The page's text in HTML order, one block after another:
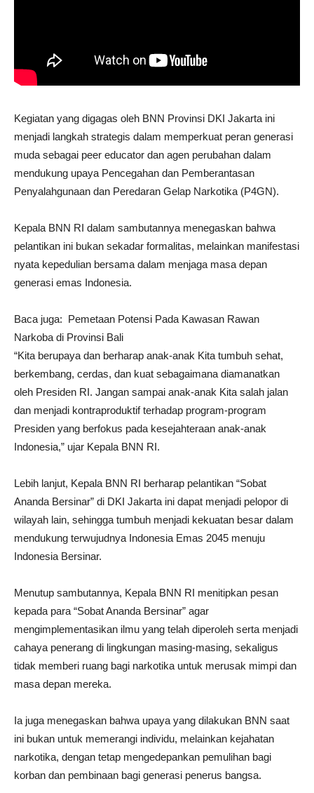
Kegiatan yang digagas oleh BNN Provinsi DKI Jakarta ini
menjadi langkah strategis dalam memperkuat peran generasi
muda sebagai peer educator dan agen perubahan dalam
mendukung upaya Pencegahan dan Pemberantasan
Penyalahgunaan dan Peredaran Gelap Narkotika (P4GN).
Kepala BNN RI dalam sambutannya menegaskan bahwa
pelantikan ini bukan sekadar formalitas, melainkan manifestasi
nyata kepedulian bersama dalam menjaga masa depan
generasi emas Indonesia.
Baca juga: Pemetaan Potensi Pada Kawasan Rawan
Narkoba di Provinsi Bali
“Kita berupaya dan berharap anak-anak Kita tumbuh sehat,
berkembang, cerdas, dan kuat sebagaimana diamanatkan
oleh Presiden RI. Jangan sampai anak-anak Kita salah jalan
dan menjadi kontraproduktif terhadap program-program
Presiden yang berfokus pada kesejahteraan anak-anak
Indonesia,” ujar Kepala BNN RI.
Lebih lanjut, Kepala BNN RI berharap pelantikan “Sobat
Ananda Bersinar” di DKI Jakarta ini dapat menjadi pelopor di
wilayah lain, sehingga tumbuh menjadi kekuatan besar dalam
mendukung terwujudnya Indonesia Emas 2045 menuju
Indonesia Bersinar.
Menutup sambutannya, Kepala BNN RI menitipkan pesan
kepada para “Sobat Ananda Bersinar” agar
mengimplementasikan ilmu yang telah diperoleh serta menjadi
cahaya penerang di lingkungan masing-masing, sekaligus
tidak memberi ruang bagi narkotika untuk merusak mimpi dan
masa depan mereka.
Ia juga menegaskan bahwa upaya yang dilakukan BNN saat
ini bukan untuk memerangi individu, melainkan kejahatan
narkotika, dengan tetap mengedepankan pemulihan bagi
korban dan pembinaan bagi generasi penerus bangsa.